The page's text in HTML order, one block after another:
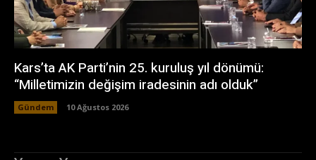
Kars’ta AK Parti’nin 25. kuruluş yıl dönümü:
“Milletimizin değişim iradesinin adı olduk”
Gündem 10 Ağustos 2026